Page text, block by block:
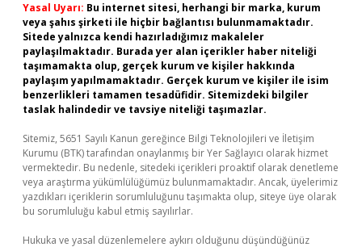
Yasal Uyarı: Bu internet sitesi, herhangi bir marka, kurum
veya şahıs şirketi ile hiçbir bağlantısı bulunmamaktadır.
Sitede yalnızca kendi hazırladığımız makaleler
paylaşılmaktadır. Burada yer alan içerikler haber niteliği
taşımamakta olup, gerçek kurum ve kişiler hakkında
paylaşım yapılmamaktadır. Gerçek kurum ve kişiler ile isim
benzerlikleri tamamen tesadüfidir. Sitemizdeki bilgiler
taslak halindedir ve tavsiye niteliği taşımazlar.
Sitemiz, 5651 Sayılı Kanun gereğince Bilgi Teknolojileri ve İletişim
Kurumu (BTK) tarafından onaylanmış bir Yer Sağlayıcı olarak hizmet
vermektedir. Bu nedenle, sitedeki içerikleri proaktif olarak denetleme
veya araştırma yükümlülüğümüz bulunmamaktadır. Ancak, üyelerimiz
yazdıkları içeriklerin sorumluluğunu taşımakta olup, siteye üye olarak
bu sorumluluğu kabul etmiş sayılırlar.
Hukuka ve yasal düzenlemelere aykırı olduğunu düşündüğünüz